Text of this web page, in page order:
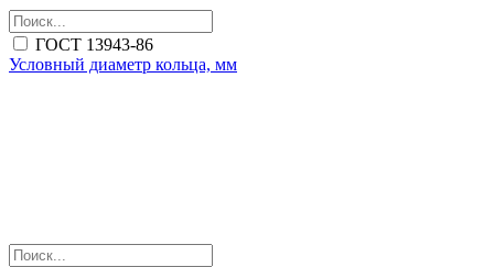
ГОСТ 13943-86
Условный диаметр кольца, мм